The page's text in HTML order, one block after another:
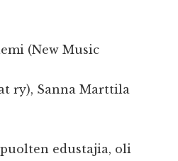
(New Music
ry), Sanna Marttila
edustajia, oli